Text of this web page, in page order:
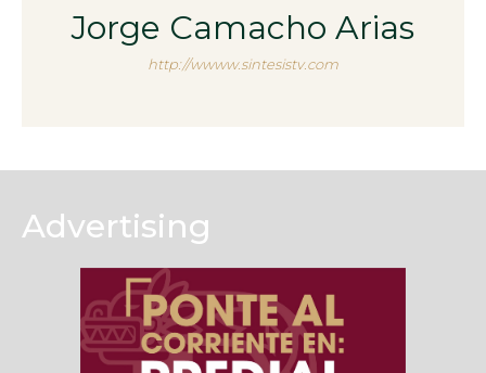
Jorge Camacho Arias
http://wwww.sintesistv.com
Advertising